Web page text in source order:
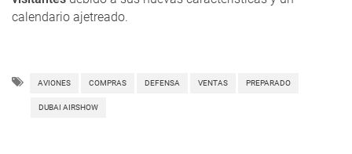
calendario ajetreado.
AVIONES COMPRAS DEFENSA VENTAS PREPARADO
DUBAI AIRSHOW